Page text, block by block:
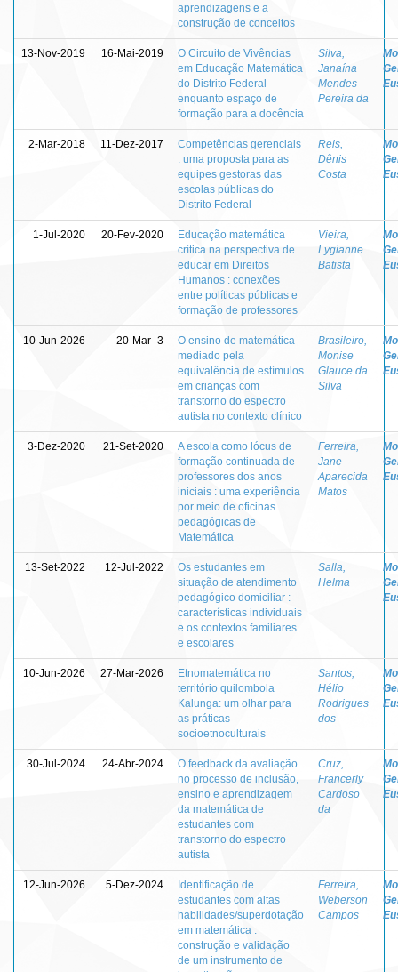
aprendizagens e a
construção de conceitos
13-Nov-2019 16-Mai-2019
O Circuito de Vivências
em Educação Matemática
do Distrito Federal
enquanto espaço de
formação para a docência
Silva,
Janaína
Mendes
Pereira da
2-Mar-2018 11-Dez-2017
Competências gerenciais
: uma proposta para as
equipes gestoras das
escolas públicas do
Distrito Federal
Reis,
Dênis
Costa
1-Jul-2020 20-Fev-2020
Educação matemática
crítica na perspectiva de
educar em Direitos
Humanos : conexões
entre políticas públicas e
formação de professores
Vieira,
Lygianne
Batista
10-Jun-2026 20-Mar- 3
O ensino de matemática
mediado pela
equivalência de estímulos
em crianças com
transtorno do espectro
autista no contexto clínico
Brasileiro,
Monise
Glauce da
Silva
3-Dez-2020 21-Set-2020
A escola como lócus de
formação continuada de
professores dos anos
iniciais : uma experiência
por meio de oficinas
pedagógicas de
Matemática
Ferreira,
Jane
Aparecida
Matos
13-Set-2022 12-Jul-2022
Os estudantes em
situação de atendimento
pedagógico domiciliar :
características individuais
e os contextos familiares
e escolares
Salla,
Helma
10-Jun-2026 27-Mar-2026
Etnomatemática no
território quilombola
Kalunga: um olhar para
as práticas
socioetnoculturais
Santos,
Hélio
Rodrigues
dos
30-Jul-2024 24-Abr-2024
O feedback da avaliação
no processo de inclusão,
ensino e aprendizagem
da matemática de
estudantes com
transtorno do espectro
autista
Cruz,
Francerly
Cardoso
da
12-Jun-2026 5-Dez-2024
Identificação de
estudantes com altas
habilidades/superdotação
em matemática :
construção e validação
de um instrumento de
Ferreira,
Weberson
Campos